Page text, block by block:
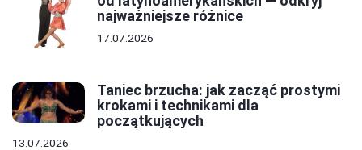
najważniejsze różnice
17.07.2026
Taniec brzucha: jak zacząć prostymi
krokami i technikami dla
początkujących
13.07.2026